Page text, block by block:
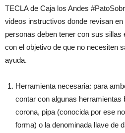
TECLA de Caja los Andes
videos instructivos donde revisan
personas deben tener con sus sillas
con el objetivo de que no necesiten
ayuda.
Herramienta necesaria: para
contar con algunas
corona, pipa (conocida por ese
forma) o la denominada llave de